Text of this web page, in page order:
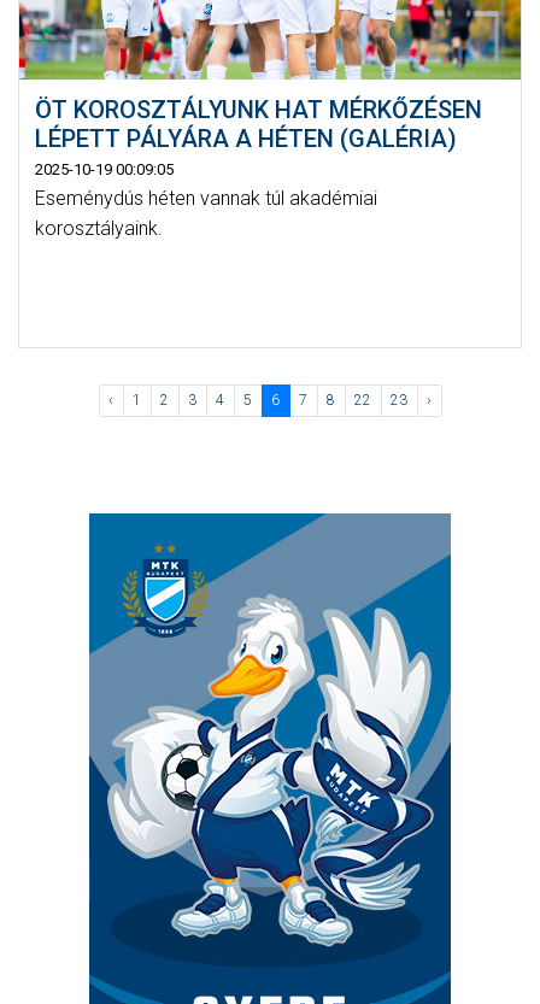
ÖT KOROSZTÁLYUNK HAT MÉRKŐZÉSEN
LÉPETT PÁLYÁRA A HÉTEN (GALÉRIA)
2025-10-19 00:09:05
Eseménydús héten vannak túl akadémiai
korosztályaink.
‹ 1 2 3 4 5 6 7 8 22 23 ›